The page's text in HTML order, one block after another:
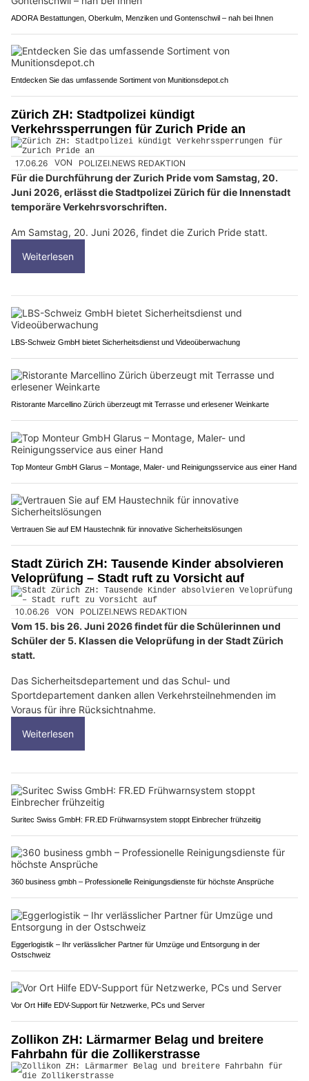
ADORA Bestattungen, Oberkulm, Menziken und Gontenschwil – nah bei Ihnen
Entdecken Sie das umfassende Sortiment von Munitionsdepot.ch
Zürich ZH: Stadtpolizei kündigt
Verkehrssperrungen für Zurich Pride an
17.06.26 VON POLIZEI.NEWS REDAKTION
Für die Durchführung der Zurich Pride vom Samstag, 20.
Juni 2026, erlässt die Stadtpolizei Zürich für die Innenstadt
temporäre Verkehrsvorschriften.
Am Samstag, 20. Juni 2026, findet die Zurich Pride statt.
Weiterlesen
LBS-Schweiz GmbH bietet Sicherheitsdienst und Videoüberwachung
Ristorante Marcellino Zürich überzeugt mit Terrasse und erlesener Weinkarte
Top Monteur GmbH Glarus – Montage, Maler- und Reinigungsservice aus einer Hand
Vertrauen Sie auf EM Haustechnik für innovative Sicherheitslösungen
Stadt Zürich ZH: Tausende Kinder absolvieren
Veloprüfung – Stadt ruft zu Vorsicht auf
10.06.26 VON POLIZEI.NEWS REDAKTION
Vom 15. bis 26. Juni 2026 findet für die Schülerinnen und
Schüler der 5. Klassen die Veloprüfung in der Stadt Zürich
statt.
Das Sicherheitsdepartement und das Schul- und
Sportdepartement danken allen Verkehrsteilnehmenden im
Voraus für ihre Rücksichtnahme.
Weiterlesen
Suritec Swiss GmbH: FR.ED Frühwarnsystem stoppt Einbrecher frühzeitig
360 business gmbh – Professionelle Reinigungsdienste für höchste Ansprüche
Eggerlogistik – Ihr verlässlicher Partner für Umzüge und Entsorgung in der
Ostschweiz
Vor Ort Hilfe EDV-Support für Netzwerke, PCs und Server
Zollikon ZH: Lärmarmer Belag und breitere
Fahrbahn für die Zollikerstrasse